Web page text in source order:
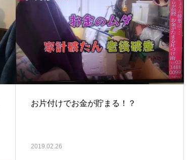
お片付けでお金が貯まる！？
2019.02.26